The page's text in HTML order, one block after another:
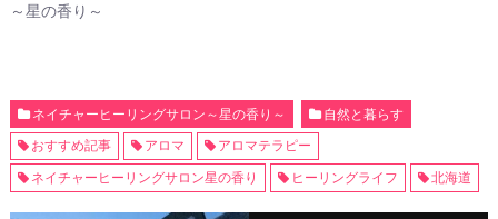
～星の香り～
ネイチャーヒーリングサロン～星の香り～
自然と暮らす
おすすめ記事
アロマ
アロマテラピー
ネイチャーヒーリングサロン星の香り
ヒーリングライフ 北海道